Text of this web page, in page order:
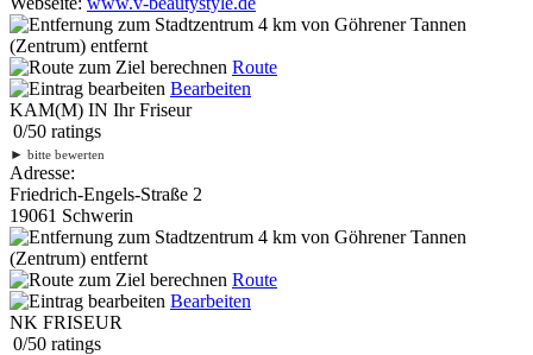
4 km von Göhrener Tannen
(Zentrum) entfernt
Route
Bearbeiten
KAM(M) IN Ihr Friseur
0/50 ratings
► bitte bewerten
Adresse:
Friedrich-Engels-Straße 2
19061 Schwerin
4 km von Göhrener Tannen
(Zentrum) entfernt
Route
Bearbeiten
NK FRISEUR
0/50 ratings